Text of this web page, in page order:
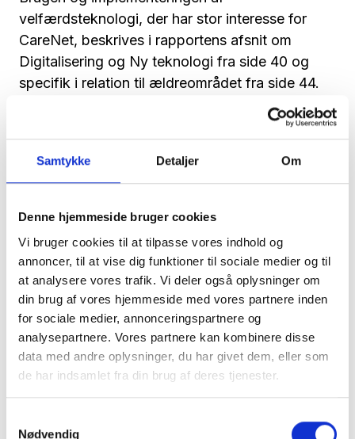
Samtykke Detaljer Om
Denne hjemmeside bruger cookies
Vi bruger cookies til at tilpasse vores indhold og
annoncer, til at vise dig funktioner til sociale medier og til
at analysere vores trafik. Vi deler også oplysninger om
din brug af vores hjemmeside med vores partnere inden
for sociale medier, annonceringspartnere og
analysepartnere. Vores partnere kan kombinere disse
data med andre oplysninger, du har givet dem, eller som
de har indsamlet fra din brug af deres tjenester.
Nødvendig
velfærdsteknologi, der har stor interesse for
CareNet, beskrives i rapportens afsnit om
Digitalisering og Ny teknologi fra side 40 og
specifik i relation til ældreområdet fra side 44.